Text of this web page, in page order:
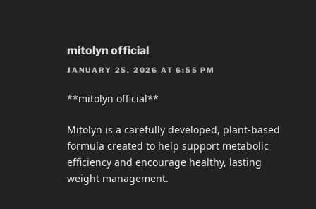
mitolyn official
JANUARY 25, 2026 AT 6:55 PM
**mitolyn official**
Mitolyn is a carefully developed, plant-based
formula created to help support metabolic
efficiency and encourage healthy, lasting
weight management.